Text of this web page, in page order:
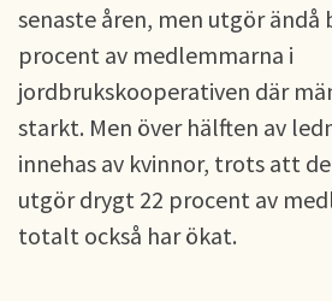
senaste åren, men utgör ändå
procent av medlemmarna i
jordbrukskooperativen där
starkt. Men över hälften av
innehas av kvinnor, trots att
utgör drygt 22 procent av
totalt också har ökat.